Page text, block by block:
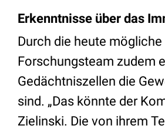
Erkenntnisse über das
Durch die heute
Forschungsteam zudem
Gedächtniszellen die
sind. „Das könnte der
Zielinski. Die von ihrem